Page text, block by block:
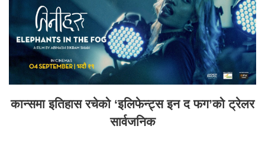
कान्समा इतिहास रचेको ‘इलिफेन्ट्स इन द फग’को ट्रेलर
सार्वजनिक